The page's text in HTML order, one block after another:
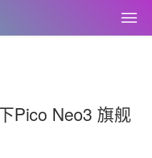
Pico Neo3 旗舰